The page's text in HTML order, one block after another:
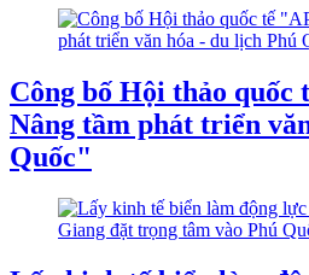
Công bố Hội thảo quốc
Nâng tầm phát triển
Quốc"